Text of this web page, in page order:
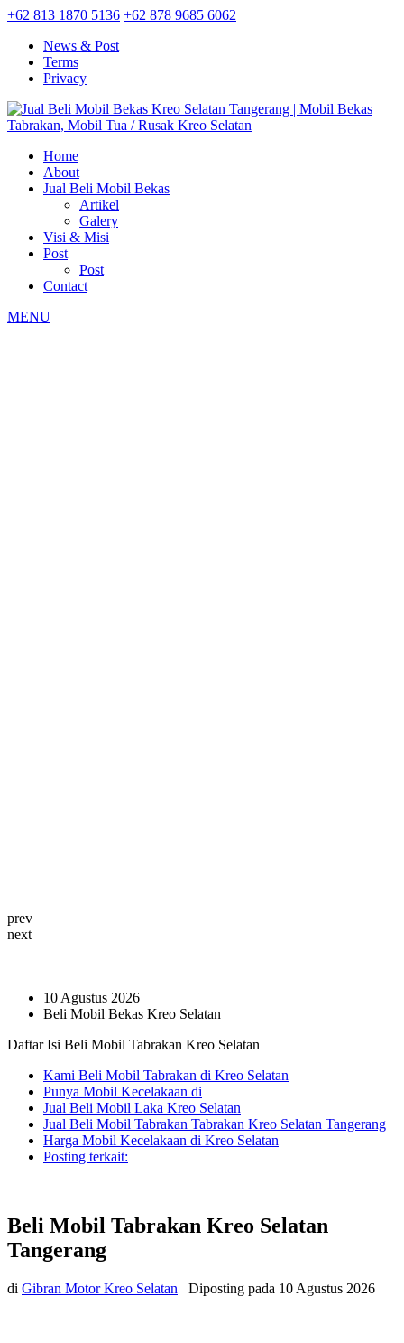
+62 813 1870 5136 +62 878 9685 6062
News & Post
Terms
Privacy
Home
About
Jual Beli Mobil Bekas
Artikel
Galery
Visi & Misi
Post
Post
Contact
MENU
prev
next
10 Agustus 2026
Beli Mobil Bekas Kreo Selatan
Daftar Isi Beli Mobil Tabrakan Kreo Selatan
Kami Beli Mobil Tabrakan di Kreo Selatan
Punya Mobil Kecelakaan di
Jual Beli Mobil Laka Kreo Selatan
Jual Beli Mobil Tabrakan Tabrakan Kreo Selatan Tangerang
Harga Mobil Kecelakaan di Kreo Selatan
Posting terkait:
Beli Mobil Tabrakan Kreo Selatan
Tangerang
di Gibran Motor Kreo Selatan Diposting pada 10 Agustus 2026